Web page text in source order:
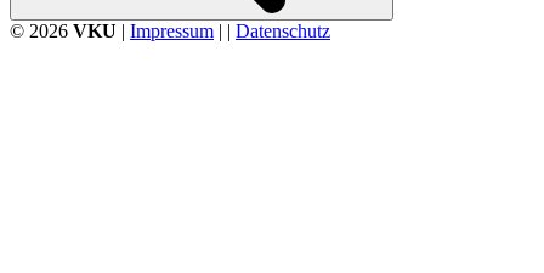
© 2026 VKU | Impressum | | Datenschutz